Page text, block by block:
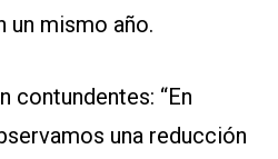
un mismo año.
contundentes: “En
una reducción